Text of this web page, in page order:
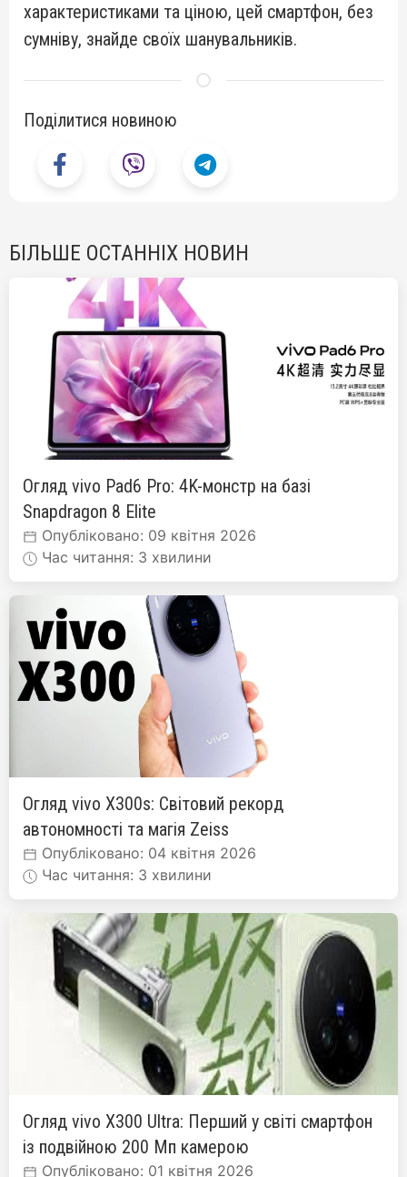
характеристиками та ціною, цей смартфон, без
сумніву, знайде своїх шанувальників.
Поділитися новиною
БІЛЬШЕ ОСТАННІХ НОВИН
Огляд vivo Pad6 Pro: 4K-монстр на базі
Snapdragon 8 Elite
Опубліковано: 09 квітня 2026
Час читання: 3 хвилини
Огляд vivo X300s: Світовий рекорд
автономності та магія Zeiss
Опубліковано: 04 квітня 2026
Час читання: 3 хвилини
Огляд vivo X300 Ultra: Перший у світі смартфон
із подвійною 200 Мп камерою
Опубліковано: 01 квітня 2026